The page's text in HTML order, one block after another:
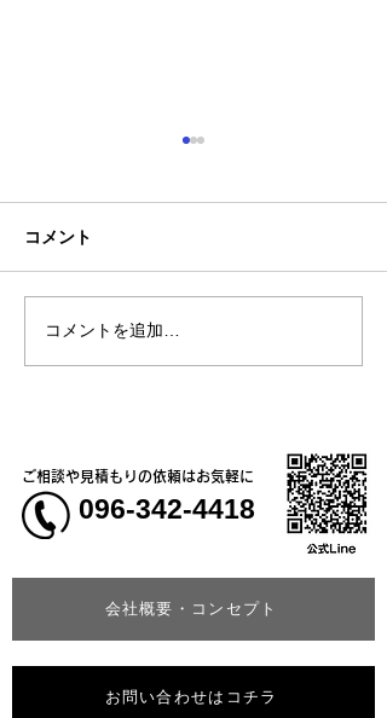
臨時店休、時短営業のお
知らせ
コメント
コメントを追加…
会社概要・コンセプト
ご相談や見積もりの依頼はお気軽に
096-342-4418
お問い合わせはコチラ